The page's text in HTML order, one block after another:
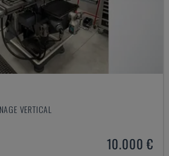
VERTICAL
10.000 €